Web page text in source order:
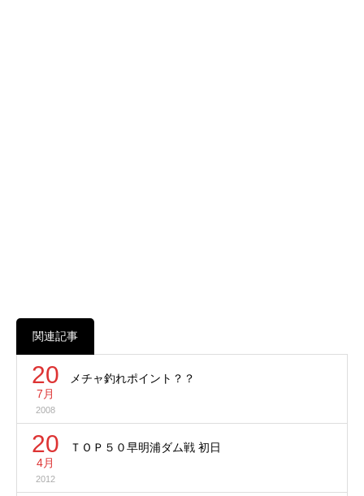
関連記事
20
7月
2008
メチャ釣れポイント？？
20
4月
2012
ＴＯＰ５０早明浦ダム戦 初日